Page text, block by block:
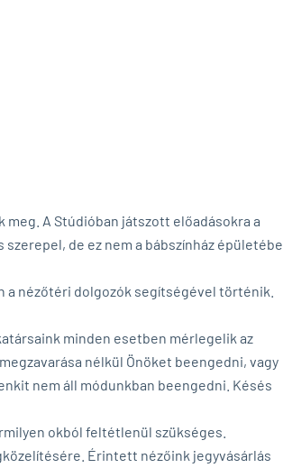
A Stúdióban játszott előadásokra a
de ez nem a bábszínház épületébe
a nézőtéri dolgozók segítségével történik.
minden esetben mérlegelik az
nélkül Önöket beengedni, vagy
nem áll módunkban beengedni. Késés
okból feltétlenül szükséges.
Érintett nézőink jegyvásárlás